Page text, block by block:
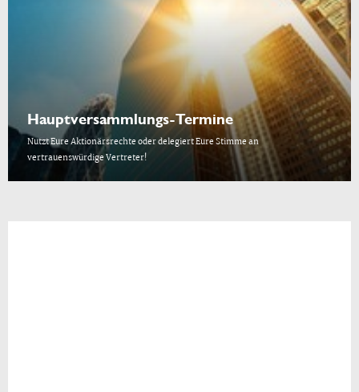
Hauptversammlungs-Termine
Nutzt Eure Aktionärsrechte oder delegiert Eure Stimme an
vertrauenswürdige Vertreter!